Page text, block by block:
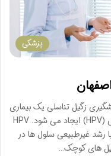
پزشکی
زگیل تناسلی یک بیماری
شایع است که توسط ویروس پاپیلومای انسانی (HPV) ایجاد می شود. HPV
رشد غیرطبیعی سلول ها در
های کوچک…